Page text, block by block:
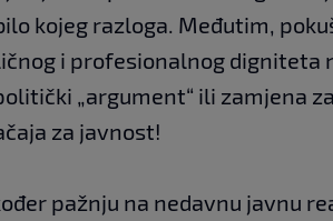
kojeg razloga. Međutim,
i profesionalnog digniteta
„argument“ ili zamjena
za javnost!
pažnju na nedavnu javnu